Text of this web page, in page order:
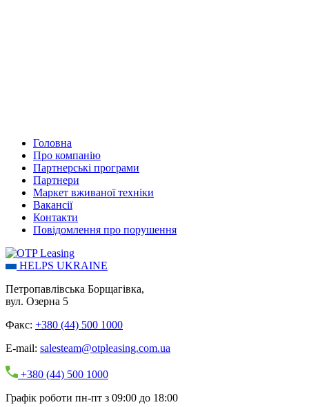
Головна
Про компанію
Партнерські програми
Партнери
Маркет вживаної техніки
Вакансії
Контакти
Повідомлення про порушення
HELPS UKRAINE
Петропавлівська Борщагівка,
вул. Озерна 5
Факс: +380 (44) 500 1000
E-mail: salesteam@otpleasing.com.ua
+380 (44) 500 1000
Графік роботи пн-пт з 09:00 до 18:00